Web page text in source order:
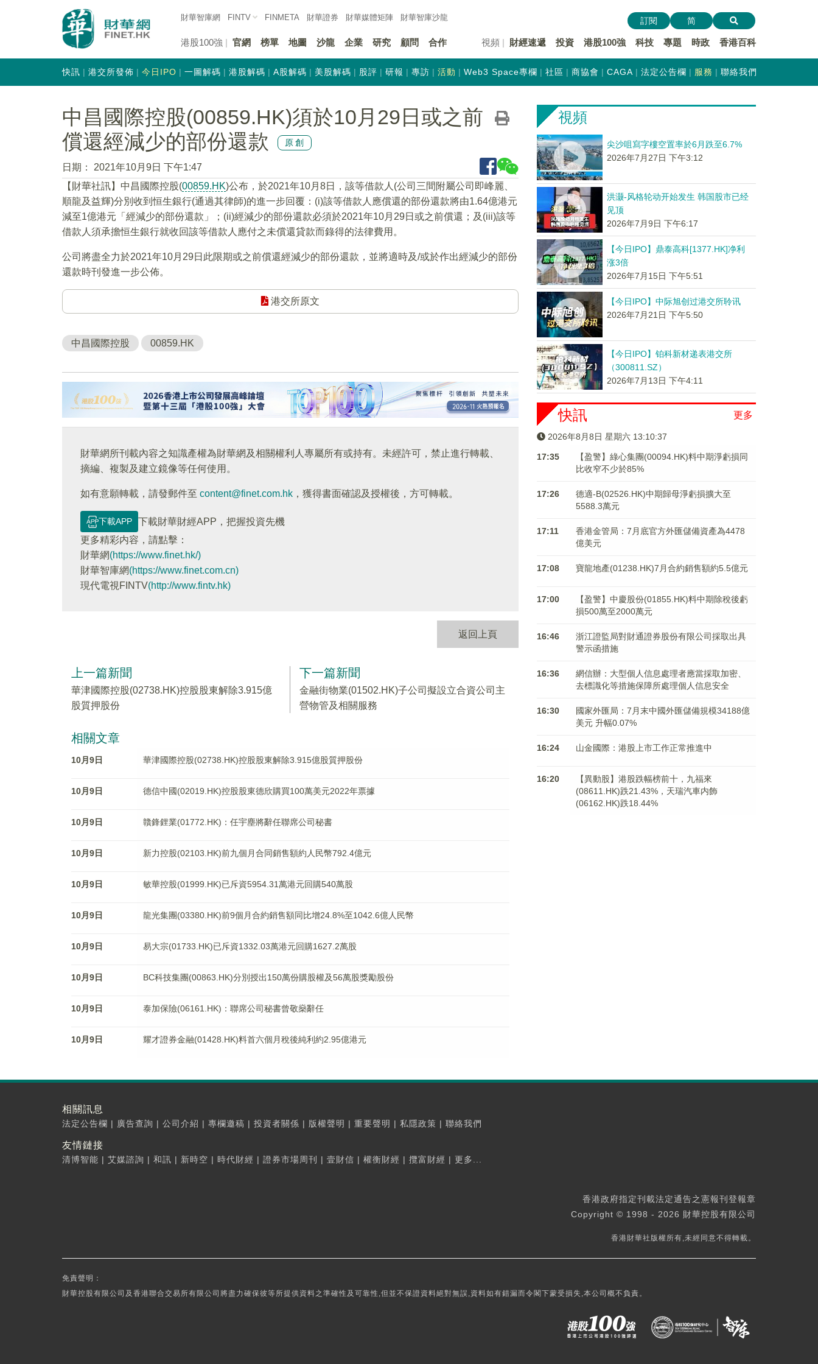
財華智庫網 FINTV FINMETA 財華證券 財華媒體矩陣 財華智庫沙龍
港股100強 官網 榜單 地圖 沙龍 企業 研究 顧問 合作 視頻 財經速遞 投資 港股100強 科技 專題 時政 香港百科
訂閱 简
快訊 港交所發佈 今日IPO 一圖解碼 港股解碼 A股解碼 美股解碼 股評 研報 專訪 活動 Web3 Space專欄 社區 商協會 CAGA 法定公告欄 服務 聯絡我們
中昌國際控股(00859.HK)須於10月29日或之前
償還經減少的部份還款
原創
日期：
2021年10月9日 下午1:47
【財華社訊】中昌國際控股(00859.HK)公布，於2021年10月8日，該等借款人(公司三間附屬公司即峰麗、
順龍及益輝)分別收到恒生銀行(通過其律師)的進一步回覆：(i)該等借款人應償還的部份還款將由1.64億港元
減至1億港元「經減少的部份還款」；(ii)經減少的部份還款必須於2021年10月29日或之前償還；及(iii)該等
借款人須承擔恒生銀行就收回該等借款人應付之未償還貸款而錄得的法律費用。
公司將盡全力於2021年10月29日此限期或之前償還經減少的部份還款，並將適時及/或於作出經減少的部份
還款時刊發進一步公佈。
港交所原文
中昌國際控股 00859.HK
財華網所刊載內容之知識產權為財華網及相關權利人專屬所有或持有。未經許可，禁止進行轉載、
摘編、複製及建立鏡像等任何使用。
如有意願轉載，請發郵件至 content@finet.com.hk ，獲得書面確認及授權後，方可轉載。
下載APP
下載財華財經APP，把握投資先機
更多精彩内容，請點擊：
財華網(https://www.finet.hk/)
財華智庫網(https://www.finet.com.cn)
現代電視FINTV(http://www.fintv.hk)
返回上頁
上一篇新聞
華津國際控股(02738.HK)控股股東解除3.915億
股質押股份
下一篇新聞
金融街物業(01502.HK)子公司擬設立合資公司主
營物管及相關服務
相關文章
10月9日 華津國際控股(02738.HK)控股股東解除3.915億股質押股份
10月9日 德信中國(02019.HK)控股股東德欣購買100萬美元2022年票據
10月9日 贛鋒鋰業(01772.HK)：任宇塵將辭任聯席公司秘書
10月9日 新力控股(02103.HK)前九個月合同銷售額約人民幣792.4億元
10月9日 敏華控股(01999.HK)已斥資5954.31萬港元回購540萬股
10月9日 龍光集團(03380.HK)前9個月合約銷售額同比增24.8%至1042.6億人民幣
10月9日 易大宗(01733.HK)已斥資1332.03萬港元回購1627.2萬股
10月9日 BC科技集團(00863.HK)分別授出150萬份購股權及56萬股獎勵股份
10月9日 泰加保險(06161.HK)：聯席公司秘書曾敬燊辭任
10月9日 耀才證券金融(01428.HK)料首六個月稅後純利約2.95億港元
視頻
尖沙咀寫字樓空置率於6月跌至6.7%
2026年7月27日 下午3:12
洪灏-风格轮动开始发生 韩国股市已经
见顶
2026年7月9日 下午6:17
【今日IPO】鼎泰高科[1377.HK]净利
涨3倍
2026年7月15日 下午5:51
【今日IPO】中际旭创过港交所聆讯
2026年7月21日 下午5:50
【今日IPO】铂科新材递表港交所
（300811.SZ）
2026年7月13日 下午4:11
更多
快訊
2026年8月8日 星期六 13:10:37
17:35
【盈警】綠心集團(00094.HK)料中期淨虧損同
比收窄不少於85%
17:26
德適-B(02526.HK)中期歸母淨虧損擴大至
5588.3萬元
17:11
香港金管局：7月底官方外匯儲備資產為4478
億美元
17:08 寶龍地產(01238.HK)7月合約銷售額約5.5億元
17:00
【盈警】中慶股份(01855.HK)料中期除稅後虧
損500萬至2000萬元
16:46
浙江證監局對財通證券股份有限公司採取出具
警示函措施
16:36
網信辦：大型個人信息處理者應當採取加密、
去標識化等措施保障所處理個人信息安全
16:30
國家外匯局：7月末中國外匯儲備規模34188億
美元 升幅0.07%
16:24 山金國際：港股上市工作正常推進中
16:20
【異動股】港股跌幅榜前十，九福來
(08611.HK)跌21.43%，天瑞汽車内飾
(06162.HK)跌18.44%
相關訊息
法定公告欄 | 廣告查詢 | 公司介紹 | 專欄邀稿 | 投資者關係 | 版權聲明 | 重要聲明 | 私隱政策 | 聯絡我們
友情鏈接
清博智能 | 艾媒諮詢 | 和訊 | 新時空 | 時代財經 | 證券市場周刊 | 壹財信 | 權衡財經 | 攬富財經 | 更多...
香港政府指定刊載法定通告之憲報刊登報章
Copyright © 1998 - 2026 財華控股有限公司
香港財華社版權所有,未經同意不得轉載。
免責聲明：
財華控股有限公司及香港聯合交易所有限公司將盡力確保彼等所提供資料之準確性及可靠性,但並不保證資料絕對無誤,資料如有錯漏而令閣下蒙受損失,本公司概不負責。